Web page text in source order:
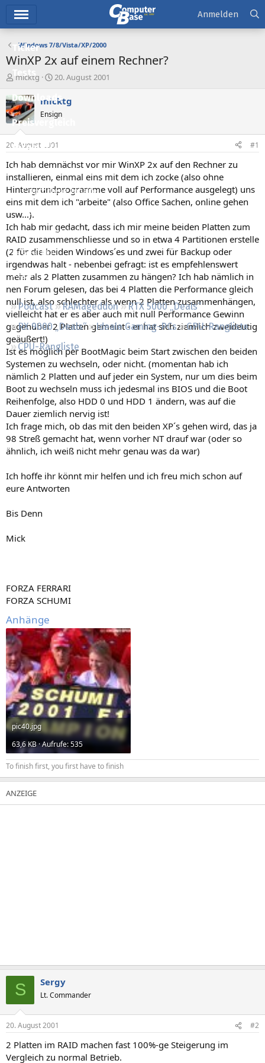
Ticker
Tests
Downloads
Preisvergleich
Forum
Aktuelles
Empfohlene Inhalte
Neue Beiträge
Neueste Aktivitäten
Leserartikel
Regeln
Podcast RAMageddon
RTX 5000 „Deals“
RX 9000 „Deals“
Ideale Gaming-PCs
GPU-Rangliste
CPU-Rangliste
Anmelden
Windows 7/8/Vista/XP/2000
WinXP 2x auf einem Rechner?
E
s
t
e
e
r
micktg
E
s
e
l
t
a
20. August 2001
micktg
Ensign
20. August 2001 #1
Ich hab demnächst vor mir WinXP 2x auf den Rechner zu
installieren, einmal eins mit dem ich zocke (also ohne
Hintergrundprogramme voll auf Performance ausgelegt) uns
eins mit dem ich "arbeite" (also Office Sachen, online gehen
usw...).
Ich hab mir gedacht, dass ich mir meine beiden Platten zum
RAID zusammenschliesse und so in etwa 4 Partitionen erstelle
(2 für die beiden Windows´es und zwei für Backup oder
irgendwas halt - nebenbei gefragt: ist es empfehlenswert
mehr als 2 Platten zusammen zu hängen? Ich hab nämlich in
nen Forum gelesen, das bei 4 Platten die Performance gleich
null ist, also schlechter als wenn 2 Platten zusammenhängen,
vielleicht hat er es aber auch mit null Performance Gewinn
gegenüber 2 Platten gemeint - er hat sich ziemlich zweideutig
geäußert!)
Ist es möglich per BootMagic beim Start zwischen den beiden
Systemen zu wechseln, oder nicht. (momentan hab ich
nämlich 2 Platten und auf jeder ein System, nur um dies beim
Boot zu wechseln muss ich jedesmal ins BIOS und die Boot
Reihenfolge, also HDD 0 und HDD 1 ändern, was auf die
Dauer ziemlich nervig ist!
Ich frage mich, ob das mit den beiden XP´s gehen wird, das ja
98 Streß gemacht hat, wenn vorher NT drauf war (oder so
ähnlich, ich weiß nicht mehr genau was da war)
Ich hoffe ihr könnt mir helfen und ich freu mich schon auf
eure Antworten
Bis Denn
Mick
FORZA FERRARI
FORZA SCHUMI
Anhänge
pic40.jpg
63,6 KB · Aufrufe: 535
To finish first, you first have to finish
S Sergy
Lt. Commander
20. August 2001 #2
2 Platten im RAID machen fast 100%-ge Steigerung im
Vergleich zu normal Betrieb.